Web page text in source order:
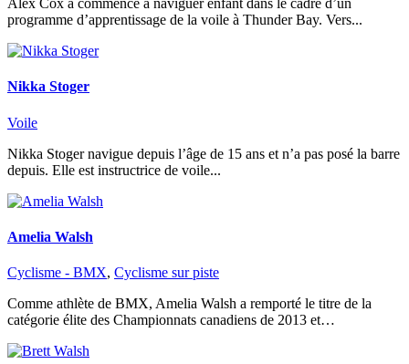
Alex Cox a commencé à naviguer enfant dans le cadre d’un
programme d’apprentissage de la voile à Thunder Bay. Vers...
Nikka Stoger
Voile
Nikka Stoger navigue depuis l’âge de 15 ans et n’a pas posé la barre
depuis. Elle est instructrice de voile...
Amelia Walsh
Cyclisme - BMX, Cyclisme sur piste
Comme athlète de BMX, Amelia Walsh a remporté le titre de la
catégorie élite des Championnats canadiens de 2013 et…